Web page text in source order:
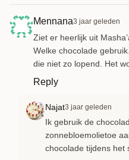
Mennana3 jaar geleden
Ziet er heerlijk uit
Welke chocolade
die niet zo lopend. Het
Reply
Najat3 jaar geleden
Ik gebruik de
zonnebloemolietoe
chocolade tijdens het